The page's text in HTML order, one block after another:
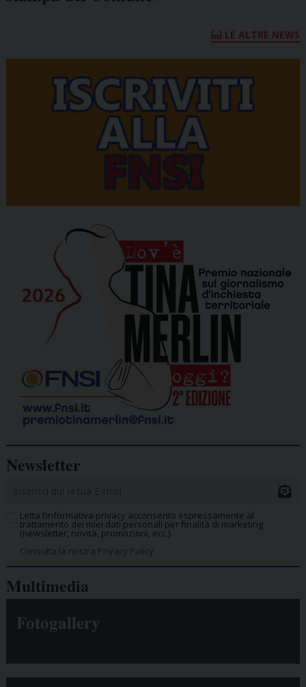
LE ALTRE NEWS
Newsletter
Letta l’informativa privacy acconsento espressamente al
trattamento dei miei dati personali per finalità di marketing
(newsletter, novità, promozioni, ecc.).
Consulta la nostra Privacy Policy.
Multimedia
Fotogallery